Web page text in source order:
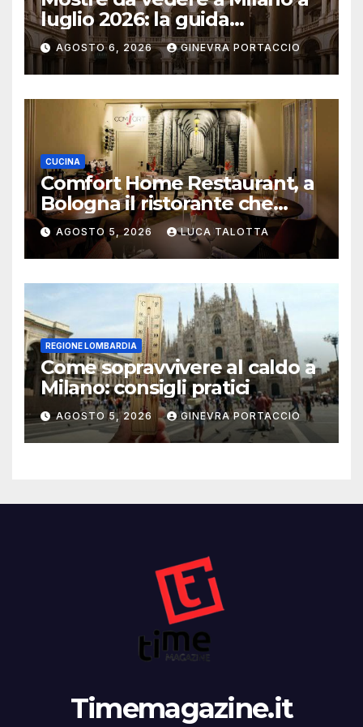
luglio 2026: la guida
aggiornata
AGOSTO 6, 2026 GINEVRA PORTACCIO
CUCINA
Comfort Home Restaurant, a
Bologna il ristorante che
trasforma l’ospitalità in
un’esperienza di casa
AGOSTO 5, 2026 LUCA TALOTTA
REGIONE LOMBARDIA
Come sopravvivere al caldo a
Milano: consigli pratici
AGOSTO 5, 2026 GINEVRA PORTACCIO
Timemagazine.it